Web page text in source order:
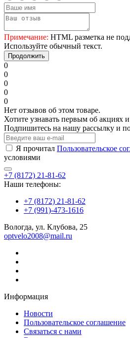
Примечание: HTML разметка не
Используйте обычный текст.
Продолжить
0
0
0
0
0
Нет отзывов об этом товаре.
Хотите узнавать первым об акциях
Подпишитесь на нашу рассылку и
Я прочитал Пользовательское
условиями
+7 (8172) 21-81-62
Наши телефоны:
+7 (8172) 21-81-62
+7 (991)-473-1616
Вологда, ул. Клубова, 25
optvelo2008@mail.ru
Информация
Новости
Пользовательское соглашение
Связаться с нами